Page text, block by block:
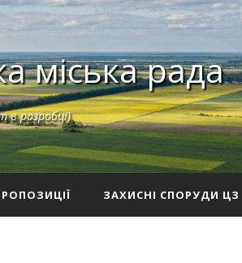
міська рада
в розробці)
ЗАХИСНІ СПОРУДИ ЦЗ